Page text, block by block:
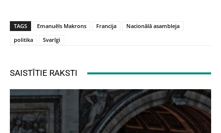
TAGS Emanuēls Makrons Francija
Nacionālā asambleja
politika
Svarīgi
SAISTĪTIE RAKSTI